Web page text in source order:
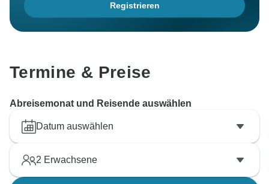
Registrieren
Termine & Preise
Abreisemonat und Reisende auswählen
Datum auswählen
2 Erwachsene